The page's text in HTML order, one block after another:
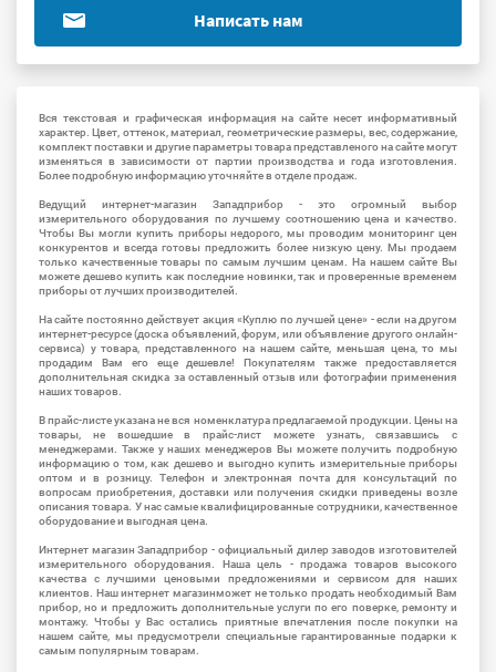
Написать нам
Вся текстовая и графическая информация на сайте несет информативный
характер. Цвет, оттенок, материал, геометрические размеры, вес, содержание,
комплект поставки и другие параметры товара представленого на сайте могут
изменяться в зависимости от партии производства и года изготовления.
Более подробную информацию уточняйте в отделе продаж.
Ведущий интернет-магазин Западприбор - это огромный выбор
измерительного оборудования по лучшему соотношению цена и качество.
Чтобы Вы могли купить приборы недорого, мы проводим мониторинг цен
конкурентов и всегда готовы предложить более низкую цену. Мы продаем
только качественные товары по самым лучшим ценам. На нашем сайте Вы
можете дешево купить как последние новинки, так и проверенные временем
приборы от лучших производителей.
На сайте постоянно действует акция «Куплю по лучшей цене» - если на другом
интернет-ресурсе (доска объявлений, форум, или объявление другого онлайн-
сервиса) у товара, представленного на нашем сайте, меньшая цена, то мы
продадим Вам его еще дешевле! Покупателям также предоставляется
дополнительная скидка за оставленный отзыв или фотографии применения
наших товаров.
В прайс-листе указана не вся номенклатура предлагаемой продукции. Цены на
товары, не вошедшие в прайс-лист можете узнать, связавшись с
менеджерами. Также у наших менеджеров Вы можете получить подробную
информацию о том, как дешево и выгодно купить измерительные приборы
оптом и в розницу. Телефон и электронная почта для консультаций по
вопросам приобретения, доставки или получения скидки приведены возле
описания товара. У нас самые квалифицированные сотрудники, качественное
оборудование и выгодная цена.
Интернет магазин Западприбор - официальный дилер заводов изготовителей
измерительного оборудования. Наша цель - продажа товаров высокого
качества с лучшими ценовыми предложениями и сервисом для наших
клиентов. Наш интернет магазинможет не только продать необходимый Вам
прибор, но и предложить дополнительные услуги по его поверке, ремонту и
монтажу. Чтобы у Вас остались приятные впечатления после покупки на
нашем сайте, мы предусмотрели специальные гарантированные подарки к
самым популярным товарам.